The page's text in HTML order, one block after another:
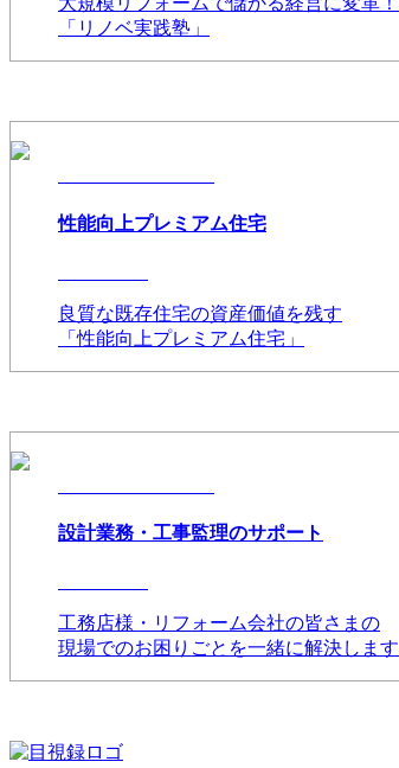
「リノベ実践塾」
性能向上プレミアム住宅
良質な既存住宅の資産価値を残す
「性能向上プレミアム住宅」
設計業務・工事監理のサポート
工務店様・リフォーム会社の皆さまの
現場でのお困りごとを一緒に解決します